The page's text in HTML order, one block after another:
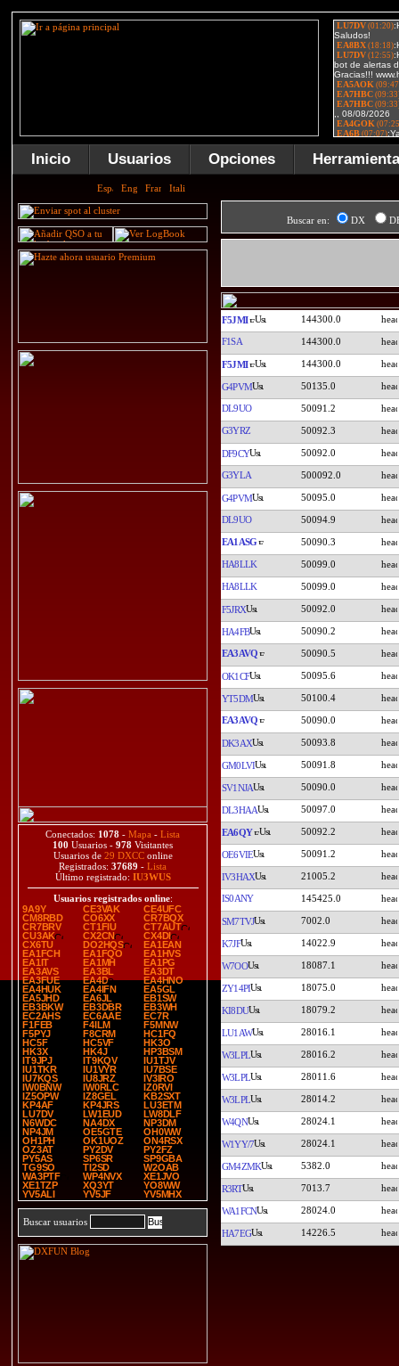
Inicio Usuarios Opciones
Conectados: 1078 - Mapa - Lista
100 Usuarios - 978 Visitantes
Usuarios de 29 DXCConline
Registrados: 37689 - Lista
Último registrado: IU3WUS
Usuarios registrados online:
9A9Y
CE3VAK
CE4UFC
CM8RBD
CO6XX
CR7BQX
CR7BRV
CT1FIU
CT7AUT
CU3AK
CX2CN
CX4DI
CX6TU
DO2HQS
EA1EAN
EA1FCH
EA1FQO
EA1HVS
EA1IT
EA1MH
EA1PG
EA3AVS
EA3BL
EA3DT
EA3FUE
EA4D
EA4HNO
EA4HUK
EA4IFN
EA5GL
EA5JHD
EA6JL
EB1SW
EB3BKW
EB3DBR
EB3WH
EC2AHS
EC6AAE
EC7R
F1FEB
F4ILM
F5MNW
F5PYJ
F8CRM
HC1FQ
HC5F
HC5VF
HK3O
HK3X
HK4J
HP3BSM
IT9JPJ
IT9KQV
IU1TJV
IU1TKR
IU1VYR
IU7BSE
IU7KQS
IU8JRZ
IV3IRO
IW0BNW
IW0RLC
IZ0RVI
IZ5OPW
IZ8GEL
KB2SXT
KP4AF
KP4JRS
LU3ETM
LU7DV
LW1EUD
LW8DLF
N6WDC
NA4DX
NP3DM
NP4JM
OE5GTE
OH0WW
OH1PH
OK1UOZ
ON4RSX
OZ3AT
PY2DV
PY2FZ
PY5AS
SP6SR
SP9GBA
TG9SO
TI2SD
W2OAB
WA3PTF
WP4NVX
XE1JVO
XE1TZP
XQ3YT
YO8WW
YV5ALI
YV5JF YV5MHX
Buscar usuarios
Buscar en: DX
F5JMI 144300.0
F1SA 144300.0
F5JMI 144300.0
G4PVM 50135.0
DL9UO 50091.2
G3YRZ 50092.3
DF9CY 50092.0
G3YLA 500092.0
G4PVM 50095.0
DL9UO 50094.9
EA1ASG 50090.3
HA8LLK 50099.0
HA8LLK 50099.0
F5JRX 50092.0
HA4FB 50090.2
EA3AVQ 50090.5
OK1CF 50095.6
YT5DM 50100.4
EA3AVQ 50090.0
DK3AX 50093.8
GM0LVI 50091.8
SV1NJA 50090.0
DL3HAA 50097.0
EA6QY 50092.2
OE6VIE 50091.2
IV3HAX 21005.2
IS0ANY 145425.0
SM7TVJ 7002.0
K7JF 14022.9
W7OO 18087.1
ZY14PI 18075.0
KI8DU 18079.2
LU1AW 28016.1
W3LPL 28016.2
W3LPL 28011.6
W3LPL 28014.2
W4QN 28024.1
W1YY/7 28024.1
GM4ZMK 5382.0
R3RT 7013.7
WA1FCN 28024.0
HA7EG 14226.5